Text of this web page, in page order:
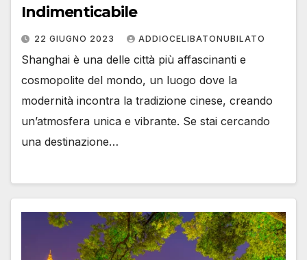
Indimenticabile
22 GIUGNO 2023 ADDIOCELIBATONUBILATO
Shanghai è una delle città più affascinanti e
cosmopolite del mondo, un luogo dove la
modernità incontra la tradizione cinese, creando
un’atmosfera unica e vibrante. Se stai cercando
una destinazione…